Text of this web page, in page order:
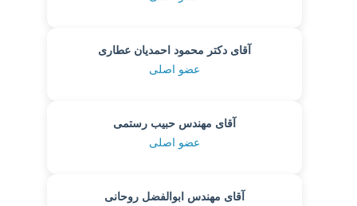
آقای دکتر محمود احمدیان عطاری
عضو اصلی
آقای مهندس حبیب رستمی
عضو اصلی
آقای مهندس ابوالفضل روحانی